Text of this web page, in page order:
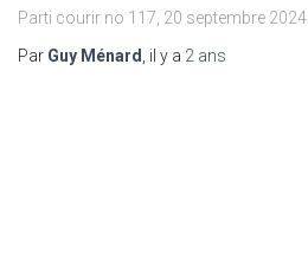
Parti courir no 117, 20 septembre 2024
Par Guy Ménard , il y a 2 ans